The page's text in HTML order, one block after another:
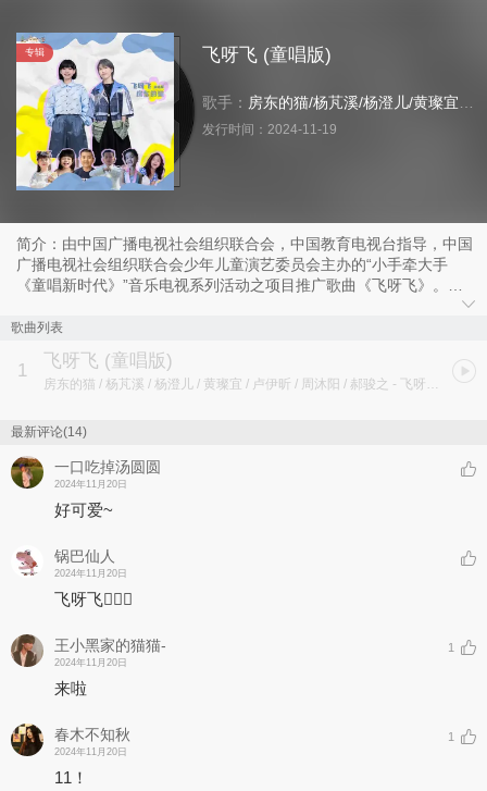
专辑 飞呀飞 (童唱版)
歌手： 房东的猫/杨芃溪/杨澄儿/黄璨宜
发行时间： 2024-11-19
简介：由中国广播电视社会组织联合会，中国教育电视台指导，中国
广播电视社会组织联合会少年儿童演艺委员会主办的“小手牵大手
《童唱新时代》”音乐电视系列活动之项目推广歌曲《飞呀飞》。
该歌曲由新生代音乐人崔雅然作词作曲，著名音乐制作人张禄籴
制作，总出品人范卫平，总监制高发，总策划刘川楠，新时代青年唱
杨澄儿、黄璨宜、卢伊昕、周沐阳、郝骏之演唱。
飞呀飞
飞呀飞
飞呀飞
我的梦让世界变更美
该歌曲用简单的文字配上朗朗上口的旋律，孕育出了一首意味深长的
新时代童谣，加上房猫轻柔的声线
将这首童谣缓缓的在你耳边铺开
就让这首《飞呀飞》成为你的晚安曲吧
希望通过这首《飞呀飞》可以治愈同时激励每一个孩子，带上你的翅
膀勇敢的往前飞，
可以让世界变得更美
歌曲列表
1 飞呀飞 (童唱版)
房东的猫 / 杨芃溪 / 杨澄儿 / 黄璨宜 / 卢伊昕 / 周沐阳 / 郝骏之 - 飞呀飞 (童唱版)
最新评论(14)
一口吃掉汤圆圆
2024年11月20日
好可爱~
锅巴仙人
2024年11月20日
飞呀飞🧚🏻‍♀️
王小黑家的猫猫-
2024年11月20日
1
来啦
春木不知秋
2024年11月20日
1
11！